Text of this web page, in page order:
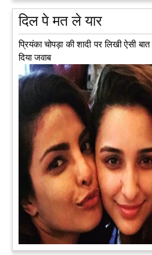
अब एक आइडिया बदलेगा हिमाचल के
हमीरपुर में अब एक आइडिया युवाओं की
सरकार के स्टार्टअप मिशन के तहत
देश के कोने-कोने में घूमकर नए स्टार्ट
वाले युवाओं से संपर्क कर रही है।आगे पढ़ें
दिल पे मत ले यार
प्रियंका चोपड़ा की शादी पर लिखी ऐसी
दिया जवाब